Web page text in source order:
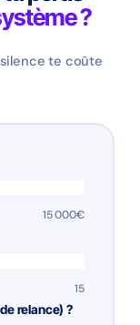
?
te coûte
15 000€
15
relance) ?